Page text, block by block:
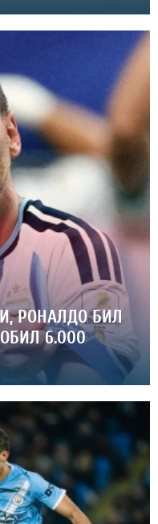
РОНАЛДО БИЛ
6.000